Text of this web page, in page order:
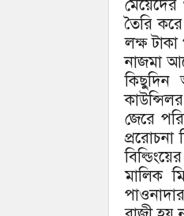
মেয়েদের
তৈরি
লক্ষ
নাজমা
কিছুদিন
জেরে
প্ররোচনা
মালিক